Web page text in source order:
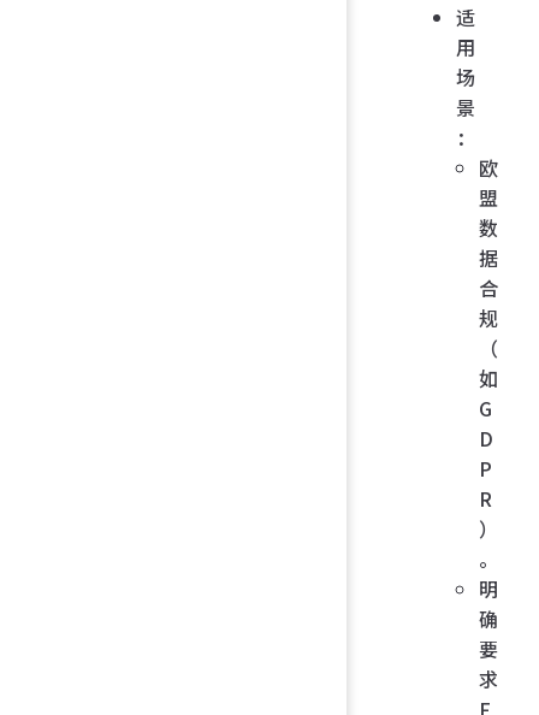
适
用
场
景
：
欧
盟
数
据
合
规
（
如
G
D
P
R
）
。
明
确
要
求
F